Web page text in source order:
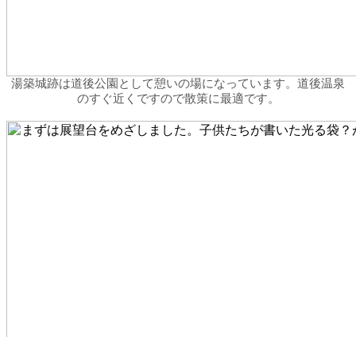
湯築城跡は道後公園として憩いの場になっています。道後温泉
のすぐ近くですので散策に最適です。